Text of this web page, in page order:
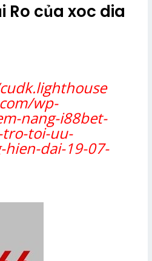
Ro của xoc dia
wp-
nang-i88bet-
tro-toi-uu-
dai-19-07-